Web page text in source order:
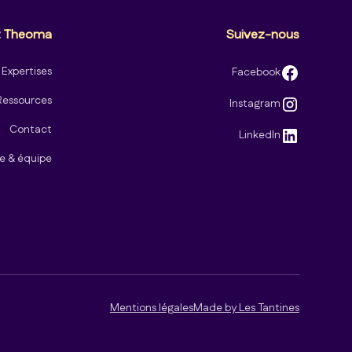
Theoma
Expertises
Contact
& équipe
Suivez-nous
Facebook
Instagram
LinkedIn
Mentions légalesMade by Les Tantines